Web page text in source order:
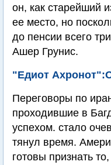
он, как старейший
ее место, но
до пенсии всего
Ашер Грунис.
"Едиот
Переговоры по
проходившие в
успехом. стало
тянул время.
готовы признать